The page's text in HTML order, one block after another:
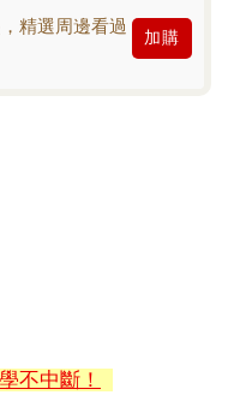
精選周邊看過
加購
不中斷！